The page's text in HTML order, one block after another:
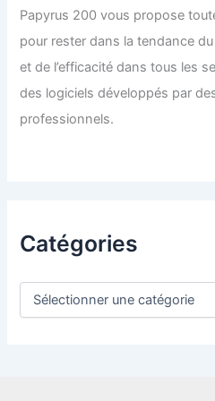
Papyrus 200 vous propose
pour rester dans la tendance
et de l’efficacité dans tous les
des logiciels développés par
professionnels.
Catégories
C